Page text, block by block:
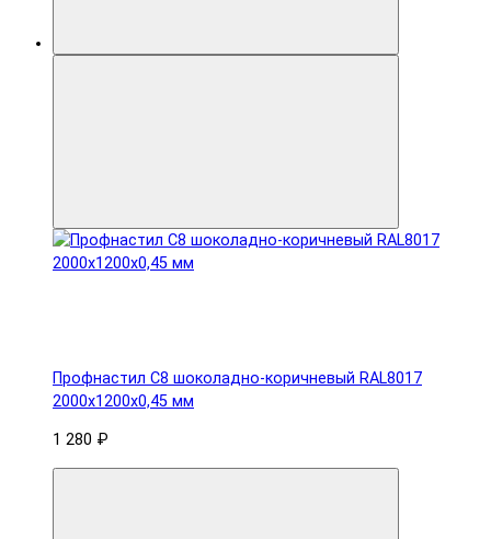
Профнастил С8 шоколадно-коричневый RAL8017
2000х1200х0,45 мм
1 280 ₽